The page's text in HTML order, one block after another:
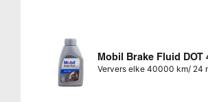
Mobil Brake Fluid DOT
Ververs elke 40000 km/ 24